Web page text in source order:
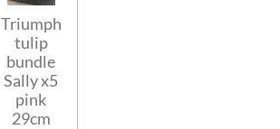
Triumph
tulip
bundle
Sally x5
pink
29cm